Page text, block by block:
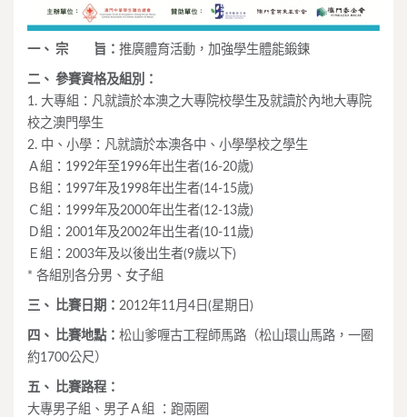
一、 宗 旨： 推廣體育活動，加強學生體能鍛鍊
二、 參賽資格及組別：
1. 大專組：凡就讀於本澳之大專院校學生及就讀於內地大專院
校之澳門學生
2. 中、小學：凡就讀於本澳各中、小學學校之學生
Ａ組：1992年至1996年出生者(16-20歲)
Ｂ組：1997年及1998年出生者(14-15歲)
Ｃ組：1999年及2000年出生者(12-13歲)
Ｄ組：2001年及2002年出生者(10-11歲)
Ｅ組：2003年及以後出生者(9歲以下)
* 各組別各分男、女子組
三、 比賽日期： 2012年11月4日(星期日)
四、 比賽地點： 松山爹喱古工程師馬路（松山環山馬路，一圈
約1700公尺）
五、 比賽路程：
大專男子組、男子Ａ組 ：跑兩圈